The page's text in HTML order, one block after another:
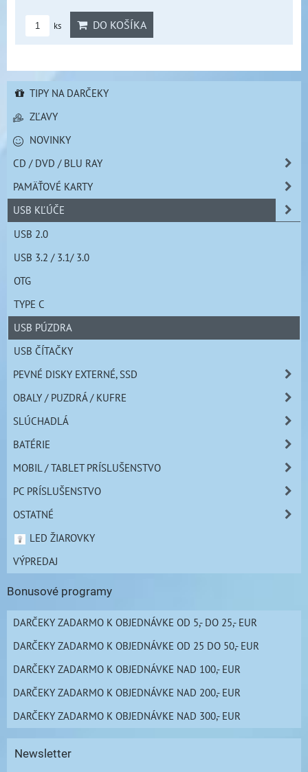
ks DO KOŠÍKA
TIPY NA DARČEKY
ZĽAVY
NOVINKY
CD / DVD / BLU RAY
PAMÄŤOVÉ KARTY
USB KĽÚČE
USB 2.0
USB 3.2 / 3.1/ 3.0
OTG
TYPE C
USB PÚZDRA
USB ČÍTAČKY
PEVNÉ DISKY EXTERNÉ, SSD
OBALY / PUZDRÁ / KUFRE
SLÚCHADLÁ
BATÉRIE
MOBIL / TABLET PRÍSLUŠENSTVO
PC PRÍSLUŠENSTVO
OSTATNÉ
LED ŽIAROVKY
VÝPREDAJ
Bonusové programy
DARČEKY ZADARMO K OBJEDNÁVKE OD 5,- DO 25,- EUR
DARČEKY ZADARMO K OBJEDNÁVKE OD 25 DO 50,- EUR
DARČEKY ZADARMO K OBJEDNÁVKE NAD 100,- EUR
DARČEKY ZADARMO K OBJEDNÁVKE NAD 200,- EUR
DARČEKY ZADARMO K OBJEDNÁVKE NAD 300,- EUR
Newsletter